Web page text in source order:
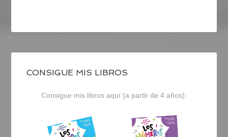
CONSIGUE MIS LIBROS
Consigue mis libros aquí (a partir de 4 años):